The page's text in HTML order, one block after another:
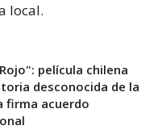
local.
película chilena
desconocida de la
firma acuerdo